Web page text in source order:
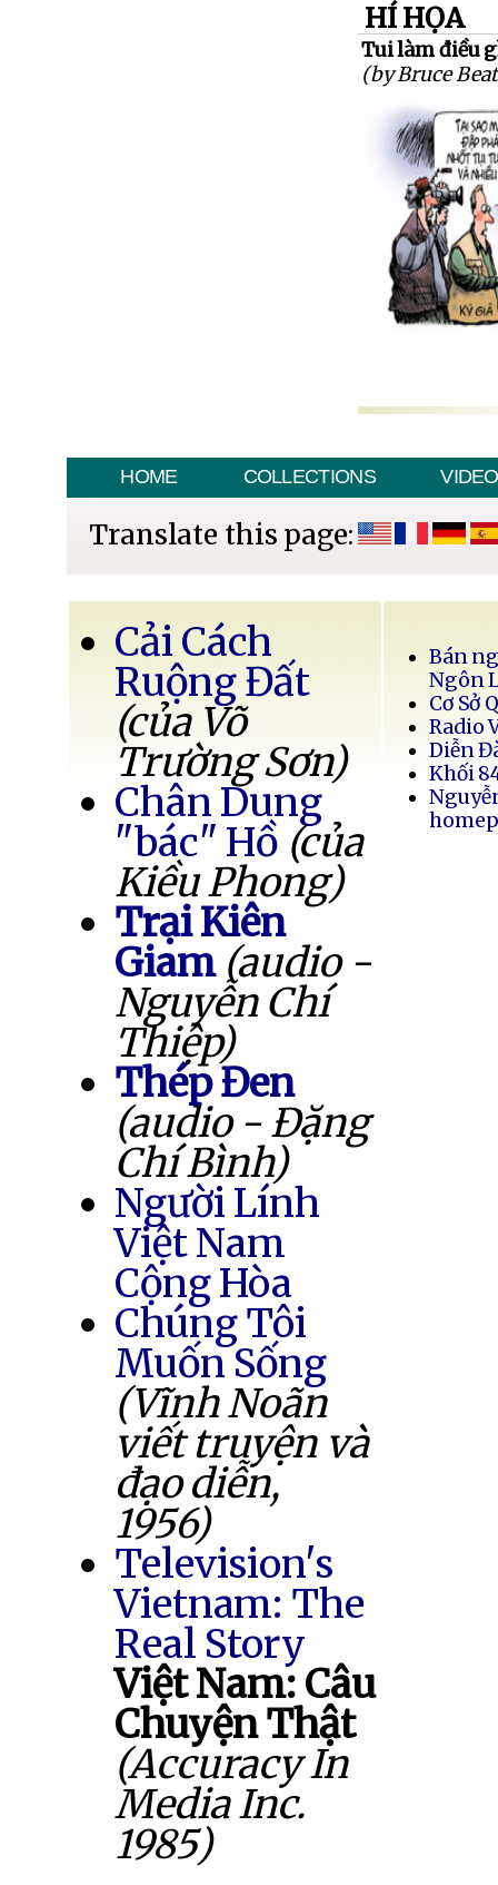
HÍ HỌA
Tui làm điều
(by Bruce
HOME COLLECTIONS VIDEO
Translate this page:
Cải Cách
Ruộng Đất
(của Võ
Trường Sơn)
Chân Dung
"bác" Hồ (của
Kiều Phong)
Trại Kiên
Giam (audio -
Nguyễn Chí
Thiệp)
Thép Đen
(audio - Đặng
Chí Bình)
Người Lính
Việt Nam
Cộng Hòa
Chúng Tôi
Muốn Sống
(Vĩnh Noãn
viết truyện và
đạo diễn,
1956)
Television's
Vietnam: The
Real Story
Việt Nam: Câu
Chuyện Thật
(Accuracy In
Media Inc.
1985)
Bán
Ngôn
Cơ Sở
Radio
Diễn
Khối